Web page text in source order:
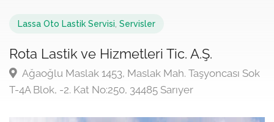
Lassa Oto Lastik Servisi Servisler
Rota Lastik ve Hizmetleri Tic. A.Ş.
Ağaoğlu Maslak 1453, Maslak Mah. Taşyoncası Sok
T-4A Blok, -2. Kat No:250, 34485 Sarıyer